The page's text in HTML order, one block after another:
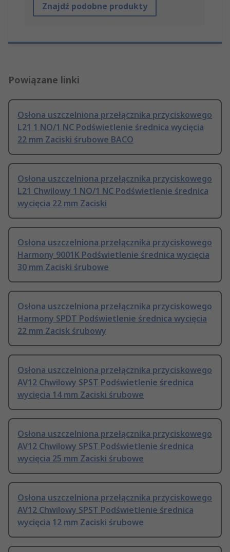
Znajdź podobne produkty
Powiązane linki
Osłona uszczelniona przełącznika przyciskowego
L21 1 NO/1 NC Podświetlenie średnica wycięcia
22 mm Zaciski śrubowe BACO
Osłona uszczelniona przełącznika przyciskowego
L21 Chwilowy 1 NO/1 NC Podświetlenie średnica
wycięcia 22 mm Zaciski
Osłona uszczelniona przełącznika przyciskowego
Harmony 9001K Podświetlenie średnica wycięcia
30 mm Zaciski śrubowe
Osłona uszczelniona przełącznika przyciskowego
Harmony SPDT Podświetlenie średnica wycięcia
22 mm Zacisk śrubowy
Osłona uszczelniona przełącznika przyciskowego
AV12 Chwilowy SPST Podświetlenie średnica
wycięcia 14 mm Zaciski śrubowe
Osłona uszczelniona przełącznika przyciskowego
AV12 Chwilowy SPST Podświetlenie średnica
wycięcia 25 mm Zaciski śrubowe
Osłona uszczelniona przełącznika przyciskowego
AV12 Chwilowy SPST Podświetlenie średnica
wycięcia 12 mm Zaciski śrubowe